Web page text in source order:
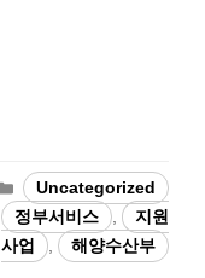
Categories
Uncategorized
정부서비스 ,
지원
사업
, 해양수산부